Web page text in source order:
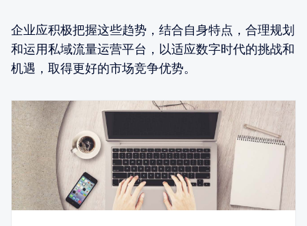
企业应积极把握这些趋势，结合自身特点，合理规划
和运用私域流量运营平台，以适应数字时代的挑战和
机遇，取得更好的市场竞争优势。